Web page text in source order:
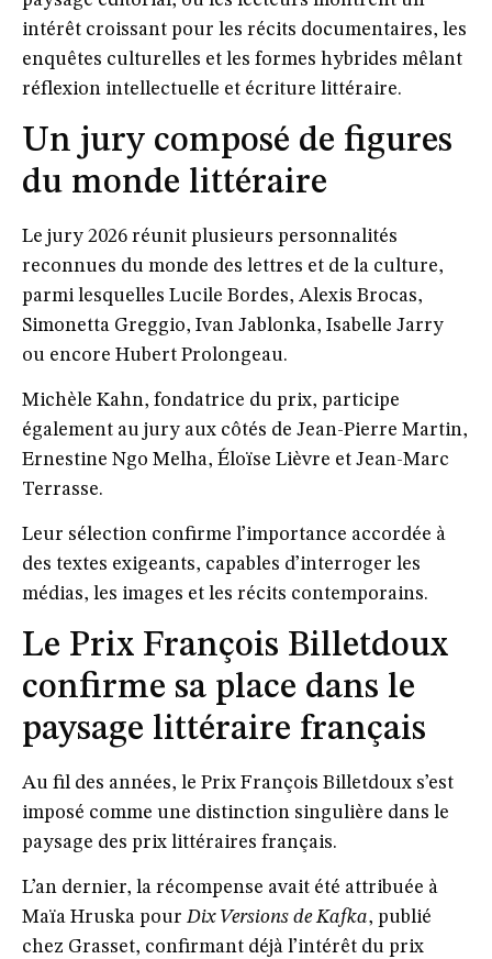
intérêt croissant pour les récits documentaires, les
enquêtes culturelles et les formes hybrides mêlant
réflexion intellectuelle et écriture littéraire.
Un jury composé de figures
du monde littéraire
Le jury 2026 réunit plusieurs personnalités
reconnues du monde des lettres et de la culture,
parmi lesquelles Lucile Bordes, Alexis Brocas,
Simonetta Greggio, Ivan Jablonka, Isabelle Jarry
ou encore Hubert Prolongeau.
Michèle Kahn, fondatrice du prix, participe
également au jury aux côtés de Jean-Pierre Martin,
Ernestine Ngo Melha, Éloïse Lièvre et Jean-Marc
Terrasse.
Leur sélection confirme l’importance accordée à
des textes exigeants, capables d’interroger les
médias, les images et les récits contemporains.
Le Prix François Billetdoux
confirme sa place dans le
paysage littéraire français
Au fil des années, le Prix François Billetdoux s’est
imposé comme une distinction singulière dans le
paysage des prix littéraires français.
L’an dernier, la récompense avait été attribuée à
Maïa Hruska pourDix Versions de Kafka, publié
chez Grasset, confirmant déjà l’intérêt du prix